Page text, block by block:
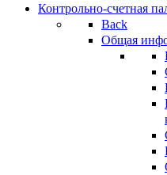
Контрольно-счетная
Back
Общая